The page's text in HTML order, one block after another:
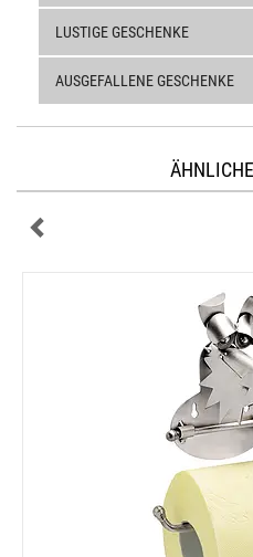
LUSTIGE GESCHENKE
AUSGEFALLENE GESCHENKE